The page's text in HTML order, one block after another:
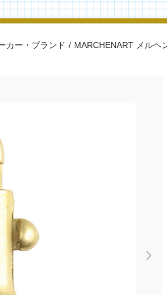
カー・ブランド / MARCHENART メルヘ
Next